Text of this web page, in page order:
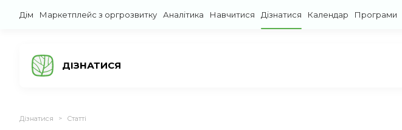
Дім Маркетплейс з оргрозвитку Аналітика Навчитися Дізнатися Календар Програми
ДІЗНАТИСЯ
Дізнатися > Статті